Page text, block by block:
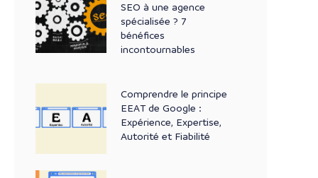
SEO à une agence
spécialisée ? 7
bénéfices
incontournables
Comprendre le principe
EEAT de Google :
Expérience, Expertise,
Autorité et Fiabilité